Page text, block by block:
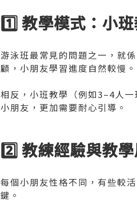
1️⃣ 教學模式：小
游泳班最常見的問題之一，就
顧，小朋友學習進度自然較慢。
相反，小班教學（例如3–4人
小朋友，更加需要耐心引導。
2️⃣ 教練經驗與教
每個小朋友性格不同，有些較
鍵。